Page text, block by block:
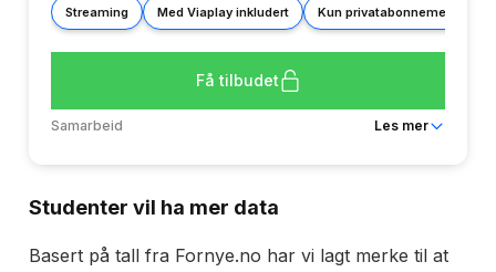
Streaming Med Viaplay inkludert Kun privatabonnement
Få tilbudet
Samarbeid
Les mer
Bindingstid
Studenter vil ha mer data
Basert på tall fra Fornye.no har vi lagt merke til at